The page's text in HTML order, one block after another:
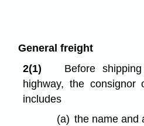
General freight
2(1)
Before
highway, the
includes
(a) the name and